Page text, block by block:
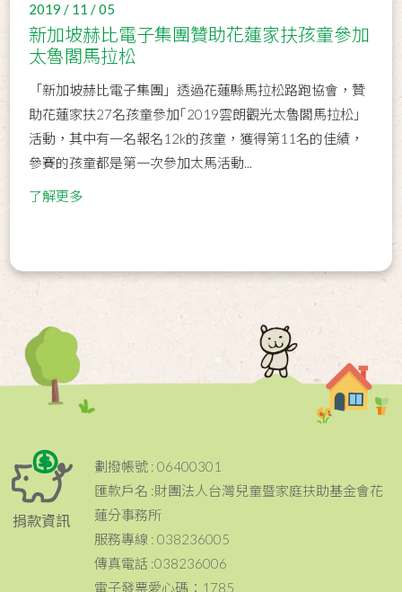
2019 / 11 / 05
新加坡赫比電子集團贊助花蓮家扶孩童參加
太魯閣馬拉松
「新加坡赫比電子集團」透過花蓮縣馬拉松路跑協會，贊
助花蓮家扶27名孩童參加｢2019雲朗觀光太魯閣馬拉松｣
活動，其中有一名報名12k的孩童，獲得第11名的佳績，
參賽的孩童都是第一次參加太馬活動...
了解更多
捐款資訊
劃撥帳號 : 06400301
匯款戶名 :財團法人台灣兒童暨家庭扶助基金會花
蓮分事務所
服務專線 : 038236005
傳真電話 :038236006
電子發票愛心碼：1785